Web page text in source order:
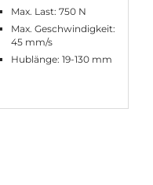
Max. Last: 750 N
Max. Geschwindigkeit:
45 mm/s
Hublänge: 19-130 mm